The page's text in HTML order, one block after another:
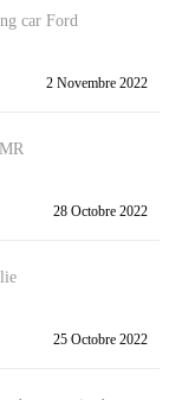
car Ford
2 Novembre 2022
28 Octobre 2022
25 Octobre 2022